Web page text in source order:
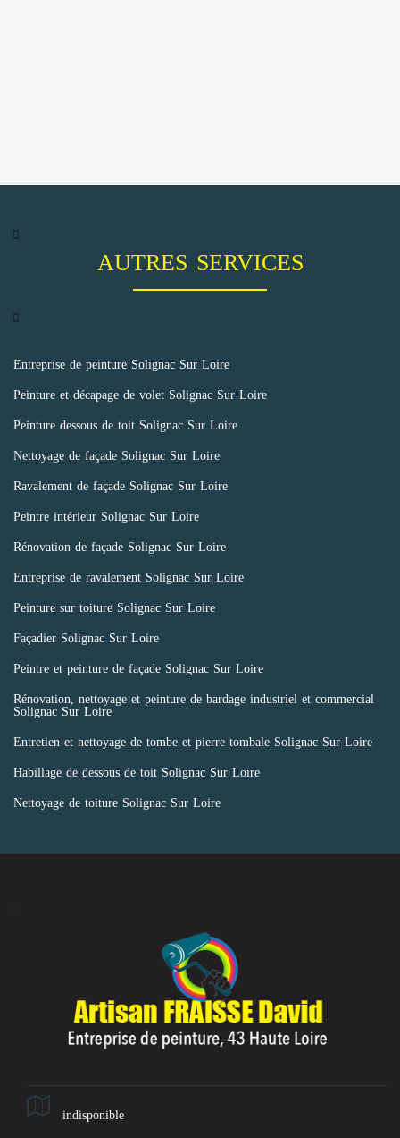
AUTRES SERVICES
Entreprise de peinture Solignac Sur Loire
Peinture et décapage de volet Solignac Sur Loire
Peinture dessous de toit Solignac Sur Loire
Nettoyage de façade Solignac Sur Loire
Ravalement de façade Solignac Sur Loire
Peintre intérieur Solignac Sur Loire
Rénovation de façade Solignac Sur Loire
Entreprise de ravalement Solignac Sur Loire
Peinture sur toiture Solignac Sur Loire
Façadier Solignac Sur Loire
Peintre et peinture de façade Solignac Sur Loire
Rénovation, nettoyage et peinture de bardage industriel et commercial
Solignac Sur Loire
Entretien et nettoyage de tombe et pierre tombale Solignac Sur Loire
Habillage de dessous de toit Solignac Sur Loire
Nettoyage de toiture Solignac Sur Loire
indisponible